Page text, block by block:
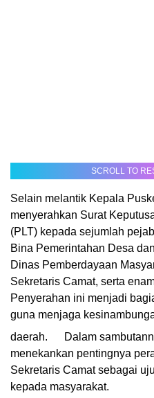
SCROLL TO
Selain melantik Kepala
menyerahkan Surat
(PLT) kepada sejumlah
Bina Pemerintahan Desa
Dinas Pemberdayaan
Sekretaris Camat, serta
Penyerahan ini menjadi
guna menjaga
daerah.
Dalam
menekankan pentingnya
Sekretaris Camat sebagai
kepada masyarakat.